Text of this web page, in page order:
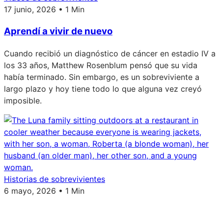
17 junio, 2026 • 1 Min
Aprendí a vivir de nuevo
Cuando recibió un diagnóstico de cáncer en estadio IV a
los 33 años, Matthew Rosenblum pensó que su vida
había terminado. Sin embargo, es un sobreviviente a
largo plazo y hoy tiene todo lo que alguna vez creyó
imposible.
Historias de sobrevivientes
6 mayo, 2026 • 1 Min